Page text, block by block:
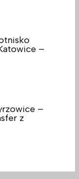
–
–
z